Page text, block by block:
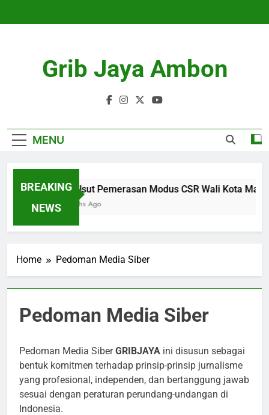
Grib Jaya Ambon
MENU
BREAKING
NEWS
KPK Usut Pemerasan Modus CSR Wali Kota
4 Months Ago
Home Pedoman Media Siber
Pedoman Media Siber
Pedoman Media SiberGRIBJAYA ini disusun sebagai
bentuk komitmen terhadap prinsip-prinsip jurnalisme
yang profesional, independen, dan bertanggung jawab
sesuai dengan peraturan perundang-undangan di
Indonesia.